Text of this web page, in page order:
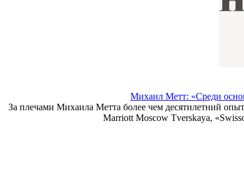
Михаил Метт: «Среди
За плечами Михаила Метта более чем десятилетний
Marriott Moscow Tverskaya,